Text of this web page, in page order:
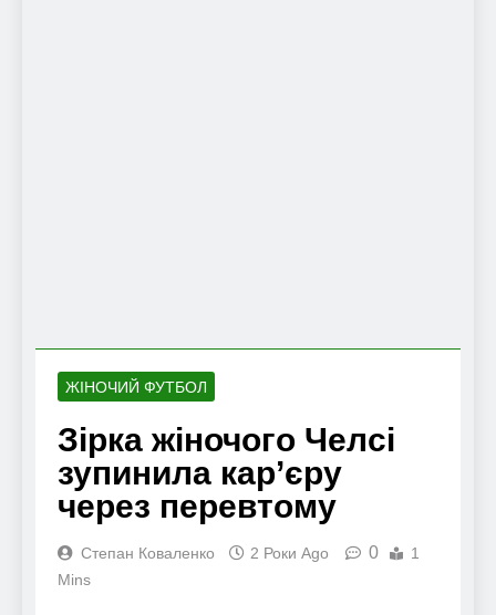
ЖІНОЧИЙ ФУТБОЛ
Зірка жіночого Челсі
зупинила кар’єру
через перевтому
Степан Коваленко 2 Роки Ago 0
1
Mins